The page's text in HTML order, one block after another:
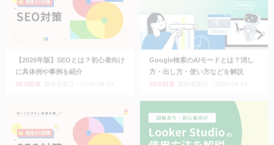
【2026年版】SEOとは？初心者向け
に具体例や事例を紹介
SEO対策
Google検索のAIモードとは？消し
方・出し方・使い方などを解説
SEO対策